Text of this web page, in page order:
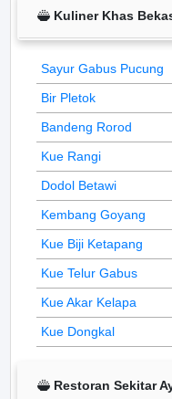
Kuliner Khas
Sayur Gabus Pucung
Bir Pletok
Bandeng Rorod
Kue Rangi
Dodol Betawi
Kembang Goyang
Kue Biji Ketapang
Kue Telur Gabus
Kue Akar Kelapa
Kue Dongkal
Restoran Sekitar